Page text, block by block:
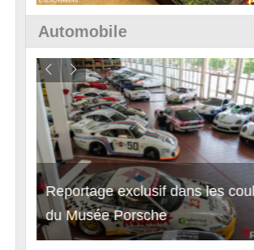
Automobile
Reportage exclusif dans les
du Musée Porsche
Découverte de la nouvelle
12Cilindri Manuale